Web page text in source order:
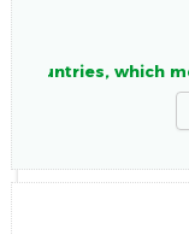
countries, which